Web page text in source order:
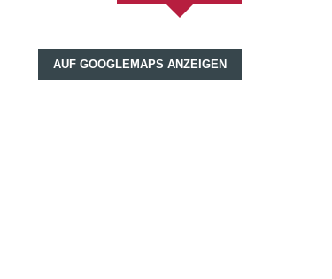
AUF GOOGLEMAPS ANZEIGEN